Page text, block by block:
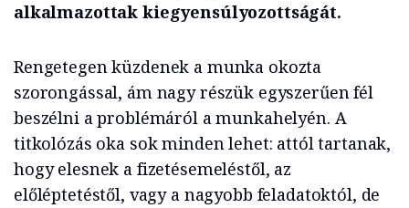
alkalmazottak kiegyensúlyozottságát.
Rengetegen küzdenek a munka okozta
szorongással, ám nagy részük egyszerűen fél
beszélni a problémáról a munkahelyén. A
titkolózás oka sok minden lehet: attól tartanak,
hogy elesnek a fizetésemeléstől, az
előléptetéstől, vagy a nagyobb feladatoktól, de